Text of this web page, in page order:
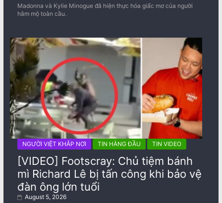
Madonna và Kylie Minogue đã hiện thực hóa giấc mơ của người
hâm mộ toàn cầu.
NGƯỜI VIỆT KHẮP NƠI TIN HÀNG ĐẦU TIN VIDEO
[VIDEO] Footscray: Chủ tiệm bánh
mì Richard Lê bị tấn công khi bảo vệ
đàn ông lớn tuổi
August 5, 2026